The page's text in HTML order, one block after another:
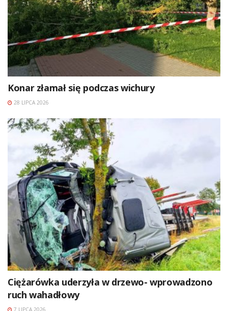
Konar złamał się podczas wichury
28 LIPCA 2026
Ciężarówka uderzyła w drzewo- wprowadzono
ruch wahadłowy
7 LIPCA 2026